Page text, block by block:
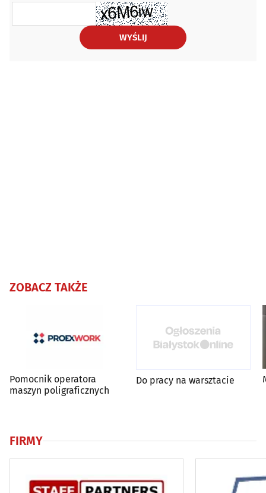
WYŚLIJ
ZOBACZ TAKŻE
Pomocnik operatora
maszyn poligraficznych
Do pracy na warsztacie
FIRMY